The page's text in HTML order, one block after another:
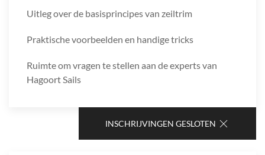
Uitleg over de basisprincipes van zeiltrim
Praktische voorbeelden en handige tricks
Ruimte om vragen te stellen aan de experts van
Hagoort Sails
INSCHRIJVINGEN GESLOTEN